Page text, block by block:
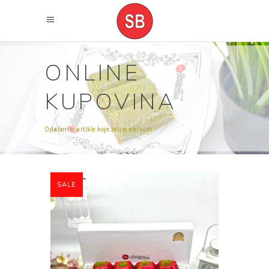
ONLINE
KUPOVINA
Odaberite artikle koje želite naručiti.
SALE